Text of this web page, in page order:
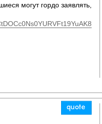
могут гордо заявлять,